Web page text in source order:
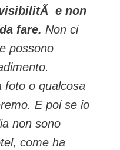
e non
fare. Non ci
possono
foto o qualcosa
E poi se io
non sono
come ha